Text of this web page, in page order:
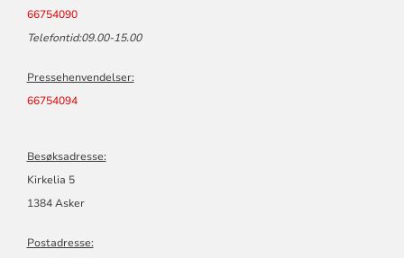
66754090
Telefontid:09.00-15.00
Pressehenvendelser:
66754094
Besøksadresse:
Kirkelia 5
1384 Asker
Postadresse: